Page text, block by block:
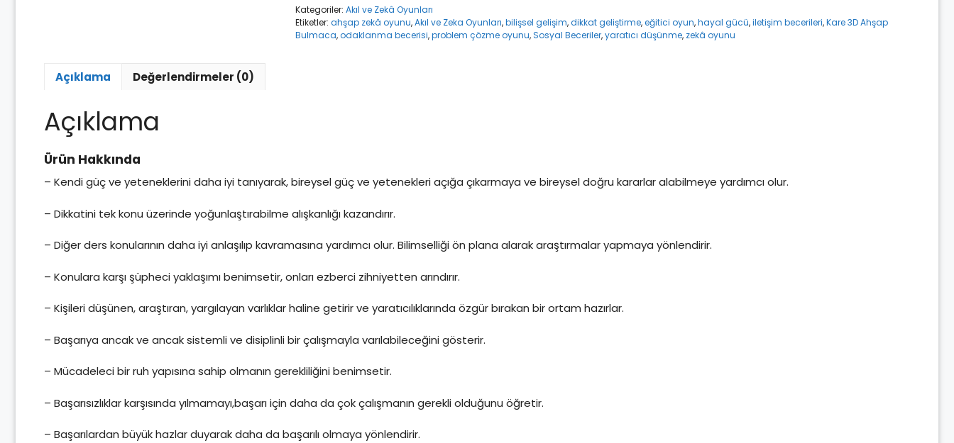
Kategoriler: Akıl ve Zekâ Oyunları
Etiketler: ahşap zekâ oyunu,Akıl ve Zeka Oyunları,bilişsel gelişim,dikkat geliştirme,eğitici oyun,hayal gücü,iletişim becerileri,Kare 3D Ahşap
Bulmaca,odaklanma becerisi,problem çözme oyunu,Sosyal Beceriler,yaratıcı düşünme, zekâ oyunu
Açıklama Değerlendirmeler (0)
Açıklama
Ürün Hakkında
– Kendi güç ve yeteneklerini daha iyi tanıyarak, bireysel güç ve yetenekleri açığa çıkarmaya ve bireysel doğru kararlar alabilmeye yardımcı olur.
– Dikkatini tek konu üzerinde yoğunlaştırabilme alışkanlığı kazandırır.
– Diğer ders konularının daha iyi anlaşılıp kavramasına yardımcı olur. Bilimselliği ön plana alarak araştırmalar yapmaya yönlendirir.
– Konulara karşı şüpheci yaklaşımı benimsetir, onları ezberci zihniyetten arındırır.
– Kişileri düşünen, araştıran, yargılayan varlıklar haline getirir ve yaratıcılıklarında özgür bırakan bir ortam hazırlar.
– Başarıya ancak ve ancak sistemli ve disiplinli bir çalışmayla varılabileceğini gösterir.
– Mücadeleci bir ruh yapısına sahip olmanın gerekliliğini benimsetir.
– Başarısızlıklar karşısında yılmamayı,başarı için daha da çok çalışmanın gerekli olduğunu öğretir.
– Başarılardan büyük hazlar duyarak daha da başarılı olmaya yönlendirir.